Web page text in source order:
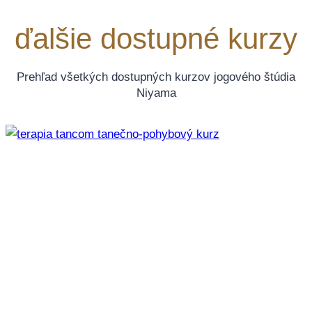
ďalšie dostupné kurzy
Prehľad všetkých dostupných kurzov jogového štúdia
Niyama